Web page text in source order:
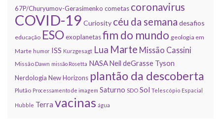
67P/Churyumov-Gerasimenko cometas coronavirus
COVID-19 Curiosity céu da semana desafios
educação ESOexoplanetasfim do mundo geologia em
Marte humor ISS Kurzgesagt Lua Marte Missão Cassini
Missão Dawn missão Rosetta NASANeil deGrasse Tyson
Nerdologia New Horizons plantão da descoberta
Plutão Processamento de imagem Saturno SDO Sol Telescópio Espacial
Hubble Terra vacinas água